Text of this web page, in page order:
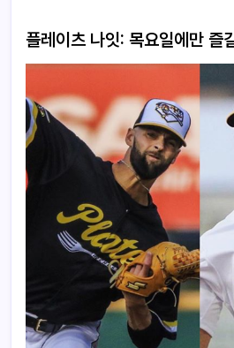
플레이츠 나잇: 목요일에만 즐